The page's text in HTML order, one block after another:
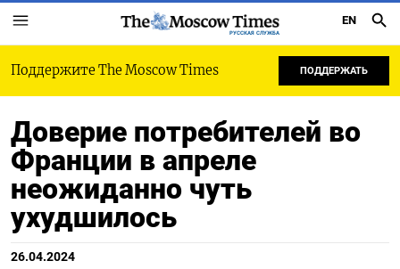
РУССКАЯ СЛУЖБА
EN
Поддержите The Moscow Times ПОДДЕРЖАТЬ
Доверие потребителей во
Франции в апреле
неожиданно чуть
ухудшилось
26.04.2024